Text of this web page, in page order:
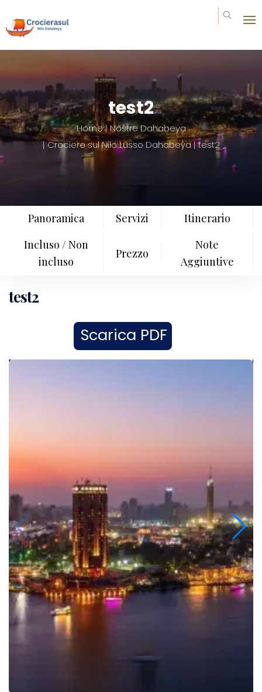
test2
Home Nostre Dahabeya
Crociere sul Nilo Lusso Dahabeya test2
Panoramica Servizi
Itinerario
Incluso / Non
incluso
Prezzo
Note
Aggiuntive
Prezzo da : 0€
test2
Scarica PDF